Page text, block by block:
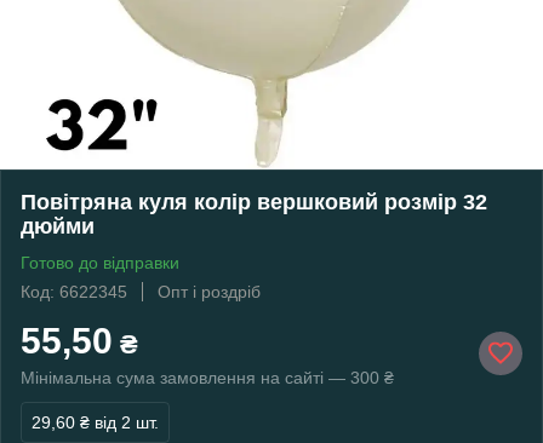
Повітряна куля колір вершковий розмір 32
дюйми
Готово до відправки
Код: 6622345
Опт і роздріб
55,50 ₴
Мінімальна сума замовлення на сайті — 300 ₴
29,60 ₴ від 2 шт.